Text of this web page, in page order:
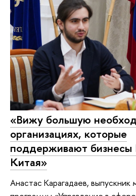
«Вижу большую
организациях, которые
поддерживают бизнесы
Китая»
Анастас Карагадаев, выпускник